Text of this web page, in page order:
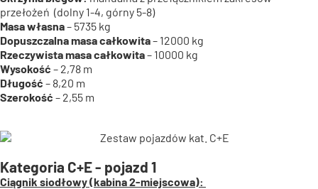
przełożeń (dolny 1-4, górny 5-8)
Masa własna– 5735 kg
Dopuszczalna masa całkowita– 12000 kg
Rzeczywista masa całkowita– 10000 kg
Wysokość – 2,78 m
Długość – 8,20 m
Szerokość – 2,55 m
Kategoria C+E - pojazd 1
Ciągnik siodłowy (kabina 2-miejscowa):